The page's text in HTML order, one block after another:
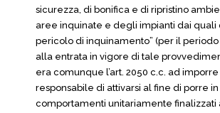
sicurezza, di bonifica e di ripristino
aree inquinate e degli impianti dai quali
pericolo di inquinamento” (per il
alla entrata in vigore di tale
era comunque l’art. 2050 c.c. ad
responsabile di attivarsi al fine di porre
comportamenti unitariamente finalizzati